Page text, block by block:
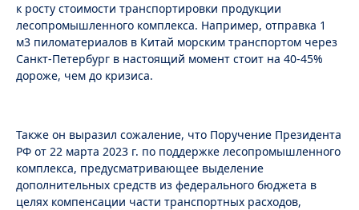
к росту стоимости транспортировки продукции
лесопромышленного комплекса. Например, отправка 1
м3 пиломатериалов в Китай морским транспортом через
Санкт-Петербург в настоящий момент стоит на 40-45%
дороже, чем до кризиса.
Также он выразил сожаление, что Поручение Президента
РФ от 22 марта 2023 г. по поддержке лесопромышленного
комплекса, предусматривающее выделение
дополнительных средств из федерального бюджета в
целях компенсации части транспортных расходов,